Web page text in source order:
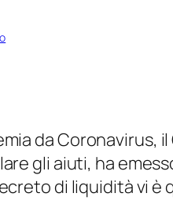
da Coronavirus,
gli aiuti, ha
di liquiditàvi è